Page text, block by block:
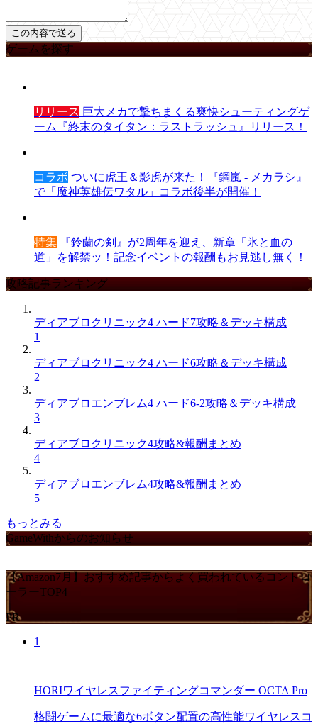
ゲームを探す
リリース 巨大メカで撃ちまくる爽快シューティングゲ
ーム『終末のタイタン：ラストラッシュ』リリース！
コラボ ついに虎王＆影虎が来た！『鋼嵐 - メカラシ』
で「魔神英雄伝ワタル」コラボ後半が開催！
特集 『鈴蘭の剣』が2周年を迎え、新章「氷と血の
道」を解禁ッ！記念イベントの報酬もお見逃し無く！
攻略記事ランキング
ディアブロクリニック4 ハード7攻略＆デッキ構成
1
ディアブロクリニック4 ハード6攻略＆デッキ構成
2
ディアブロエンブレム4 ハード6-2攻略＆デッキ構成
3
ディアブロクリニック4攻略&報酬まとめ
4
ディアブロエンブレム4攻略&報酬まとめ
5
もっとみる
GameWithからのお知らせ
【Amazon7月】おすすめ記事からよく買われているコントロ
ーラーTOP4
PR
1
HORIワイヤレスファイティングコマンダー OCTA Pro
格闘ゲームに最適な6ボタン配置の高性能ワイヤレスコ